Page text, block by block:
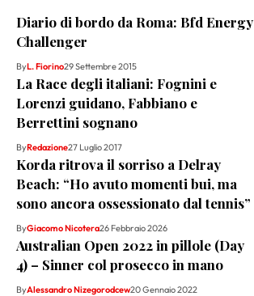
Diario di bordo da Roma: Bfd Energy
Challenger
ByL. Fiorino29 Settembre 2015
La Race degli italiani: Fognini e
Lorenzi guidano, Fabbiano e
Berrettini sognano
ByRedazione27 Luglio 2017
Korda ritrova il sorriso a Delray
Beach: “Ho avuto momenti bui, ma
sono ancora ossessionato dal tennis”
ByGiacomo Nicotera26 Febbraio 2026
Australian Open 2022 in pillole (Day
4) – Sinner col prosecco in mano
ByAlessandro Nizegorodcew20 Gennaio 2022